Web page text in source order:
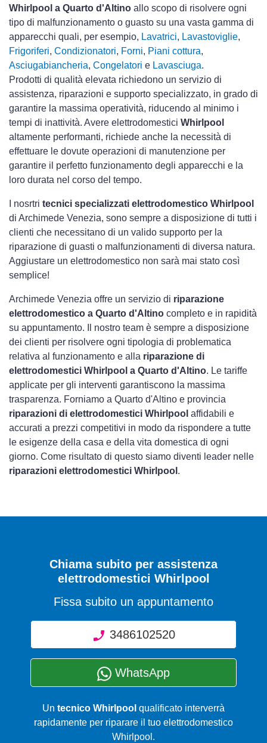
Whirlpool a Quarto d'Altino allo scopo di risolvere ogni
tipo di malfunzionamento o guasto su una vasta gamma di
apparecchi quali, per esempio, Lavatrici, Lavastoviglie,
Frigoriferi, Condizionatori, Forni, Piani cottura,
Asciugabiancheria, Congelatori e Lavasciuga.
Prodotti di qualità elevata richiedono un servizio di
assistenza, riparazioni e supporto specializzato, in grado di
garantire la massima operatività, riducendo al minimo i
tempi di inattività. Avere elettrodomestici Whirlpool
altamente performanti, richiede anche la necessità di
effettuare le dovute operazioni di manutenzione per
garantire il perfetto funzionamento degli apparecchi e la
loro durata nel corso del tempo.
I nosrtri tecnici specializzati elettrodomestico Whirlpool
di Archimede Venezia, sono sempre a disposizione di tutti i
clienti che necessitano di un valido supporto per la
riparazione di guasti o malfunzionamenti di diversa natura.
Aggiustare un elettrodomestico non sarà mai stato così
semplice!
Archimede Venezia offre un servizio di riparazione
elettrodomestico a Quarto d'Altino completo e in rapidità
su appuntamento. Il nostro team è sempre a disposizione
dei clienti per risolvere ogni tipologia di problematica
relativa al funzionamento e alla riparazione di
elettrodomestici Whirlpool a Quarto d'Altino. Le tariffe
applicate per gli interventi garantiscono la massima
trasparenza. Forniamo a Quarto d'Altino e provincia
riparazioni di elettrodomestici Whirlpool affidabili e
accurati a prezzi competitivi in modo da rispondere a tutte
le esigenze della casa e della vita domestica di ogni
giorno. Come risultato di questo siamo diventi leader nelle
riparazioni elettrodomestici Whirlpool .
Chiama subito per assistenza
elettrodomestici Whirlpool
Fissa subito un appuntamento
3486102520
WhatsApp
Un tecnico Whirlpool qualificato interverrà
rapidamente per riparare il tuo elettrodomestico
Whirlpool.